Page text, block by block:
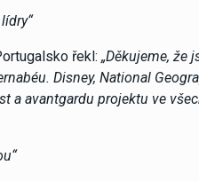
řekl: „Děkujeme, že
Disney, National
a avantgardu projektu ve